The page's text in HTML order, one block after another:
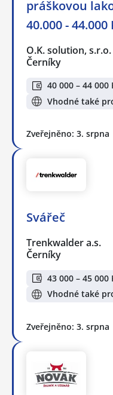
práškovou
40.000 - 44.000
O.K. solution, s.r.o.
Černíky
40 000 – 44 000
Vhodné také
Zveřejněno: 3. srpna
Svářeč
Trenkwalder a.s.
Černíky
43 000 – 45 000
Vhodné také
Zveřejněno: 3. srpna